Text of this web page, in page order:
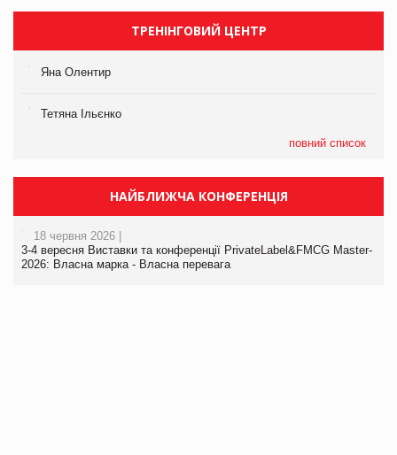
ТРЕНІНГОВИЙ ЦЕНТР
Яна Олентир
Тетяна Ільєнко
повний список
НАЙБЛИЖЧА КОНФЕРЕНЦІЯ
18 червня 2026 |
3-4 вересня Виставки та конференції PrivateLabel&FMCG Master-
2026: Власна марка - Власна перевага